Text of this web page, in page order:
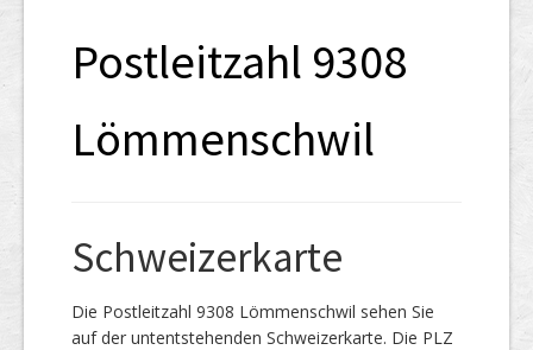
Postleitzahl 9308
Lömmenschwil
Schweizerkarte
Die Postleitzahl 9308 Lömmenschwil sehen Sie
auf der untentstehenden Schweizerkarte. Die PLZ